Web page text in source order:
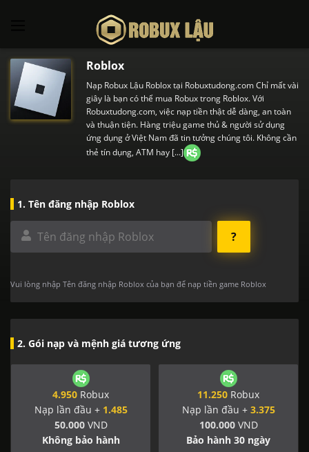
Roblox
Nạp Robux Lậu Roblox tại Robuxtudong.com Chỉ mất vài
giây là bạn có thể mua Robux trong Roblox. Với
Robuxtudong.com, việc nạp tiền thật dễ dàng, an toàn
và thuận tiện. Hàng triệu game thủ & người sử dụng
ứng dụng ở Việt Nam đã tin tưởng chúng tôi. Không cần
thẻ tín dụng, ATM hay [...]
1. Tên đăng nhập Roblox
?
Vui lòng nhập Tên đăng nhập Roblox của bạn để nạp tiền game Roblox
2. Gói nạp và mệnh giá tương ứng
4.950 Robux
Nạp lần đầu + 1.485
50.000VND
Không bảo hành
11.250 Robux
Nạp lần đầu + 3.375
100.000VND
Bảo hành 30 ngày